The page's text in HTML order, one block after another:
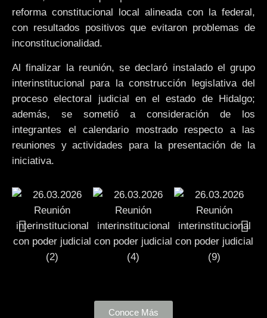
reforma constitucional local alineada con la federal,
con resultados positivos que evitaron problemas de
inconstitucionalidad.
Al finalizar la reunión, se declaró instalado el grupo
interinstitucional para la construcción legislativa del
proceso electoral judicial en el estado de Hidalgo;
además, se sometió a consideración de los
integrantes el calendario mostrado respecto a las
reuniones y actividades para la presentación de la
iniciativa.
Conoce Más